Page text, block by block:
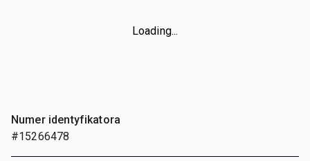
Loading...
Numer identyfikatora
#15266478